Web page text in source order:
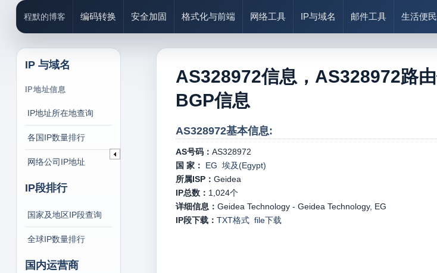
程默的博客 编码转换 安全加固 格式化与前端 网络工具 IP与域名 邮件工具 生活便民
IP 与域名
IP地址信息
IP地址所在地查询
各国IP数量排行
网络公司IP地址
IP段排行
国家及地区IP段查询
全球IP数量排行
国内运营商
AS328972信息，AS328972路
BGP信息
AS328972基本信息:
AS号码： AS328972
国 家：
EG 埃及(Egypt)
所属ISP： Geidea
IP总数： 1,024个
详细信息： Geidea Technology - Geidea Technology, EG
IP段下载： TXT格式 file下载